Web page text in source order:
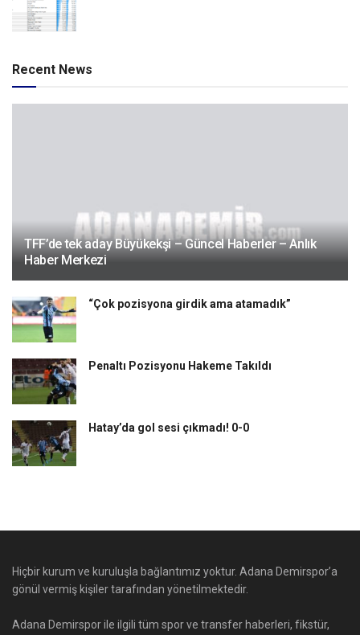
Recent News
TFF’de tek aday Büyükekşi – Güncel Haberler – Anlık
Haber Merkezi
“Çok pozisyona girdik ama atamadık”
Penaltı Pozisyonu Hakeme Takıldı
Hatay’da gol sesi çıkmadı! 0-0
Hiçbir kurum ve kuruluşla bağlantımız yoktur. Adana Demirspor’a
gönül vermiş kişiler tarafından yönetilmektedir.
Adana Demirspor ile ilgili tüm spor ve transfer haberleri, fikstür,